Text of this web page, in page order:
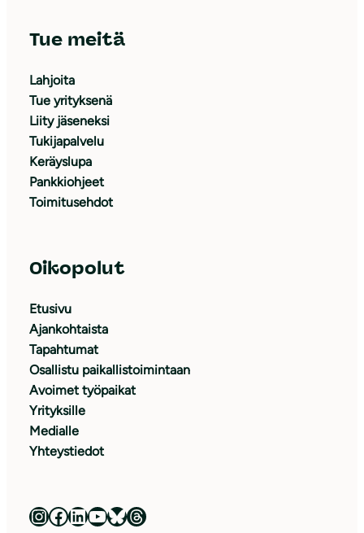
Tue meitä
Lahjoita
Tue yrityksenä
Liity jäseneksi
Tukijapalvelu
Keräyslupa
Pankkiohjeet
Toimitusehdot
Oikopolut
Etusivu
Ajankohtaista
Tapahtumat
Osallistu paikallistoimintaan
Avoimet työpaikat
Yrityksille
Medialle
Yhteystiedot
Luonnonsuojeluliitto Instagramissa Luonnonsuojeluliitto Facebookissa Luonnonsuojeluliitto LinkedInissä Luonnonsuojeluliiton YouTube-kanava Luonnonsuojeluliitto Blueskyssa Luonnonsuojeluliitto Threadsissa